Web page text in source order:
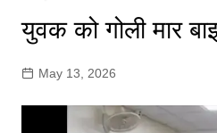
युवक को गोली मार
May 13, 2026